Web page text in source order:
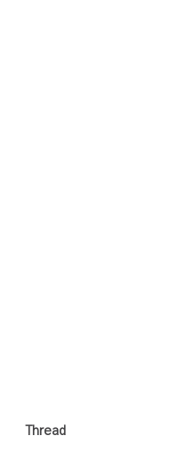
Thread